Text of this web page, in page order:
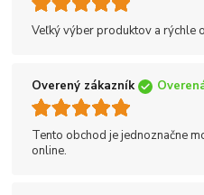
Veľký výber produktov a rýchle
Overený zákazník
Tento obchod je jednoznačne
online.